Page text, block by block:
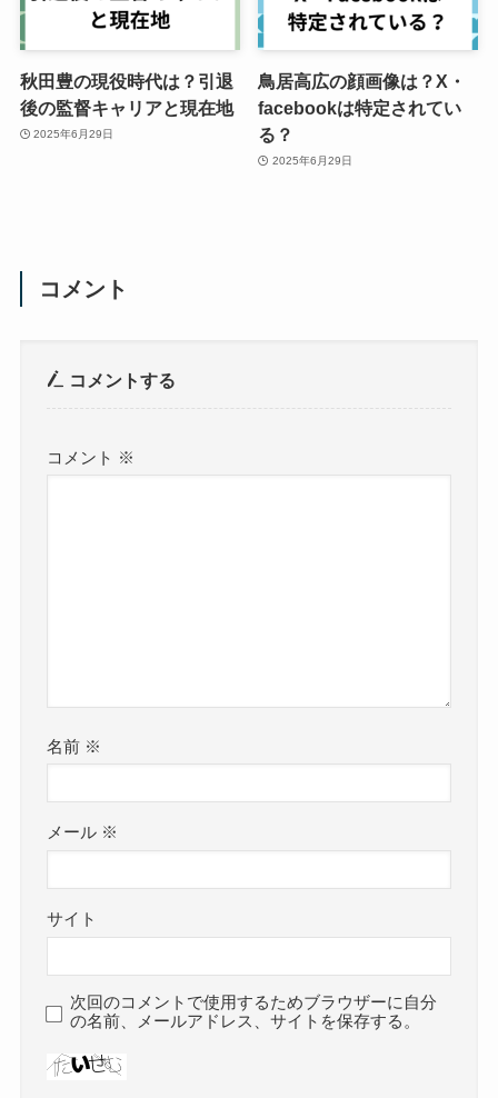
秋田豊の現役時代は？引退
後の監督キャリアと現在地
2025年6月29日
鳥居高広の顔画像は？X・
facebookは特定されてい
る？
2025年6月29日
コメント
コメントする
コメント ※
名前 ※
メール ※
サイト
次回のコメントで使用するためブラウザーに自分
の名前、メールアドレス、サイトを保存する。